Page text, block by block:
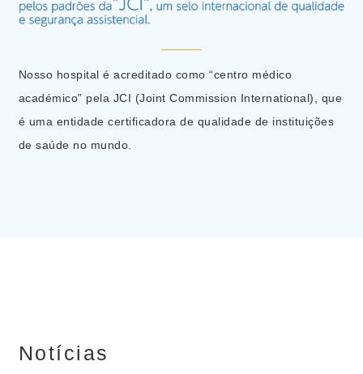
Nosso hospital é acreditado como “centro médico
académico” pela JCI (Joint Commission International), que
é uma entidade certificadora de qualidade de instituições
de saúde no mundo.
Notícias